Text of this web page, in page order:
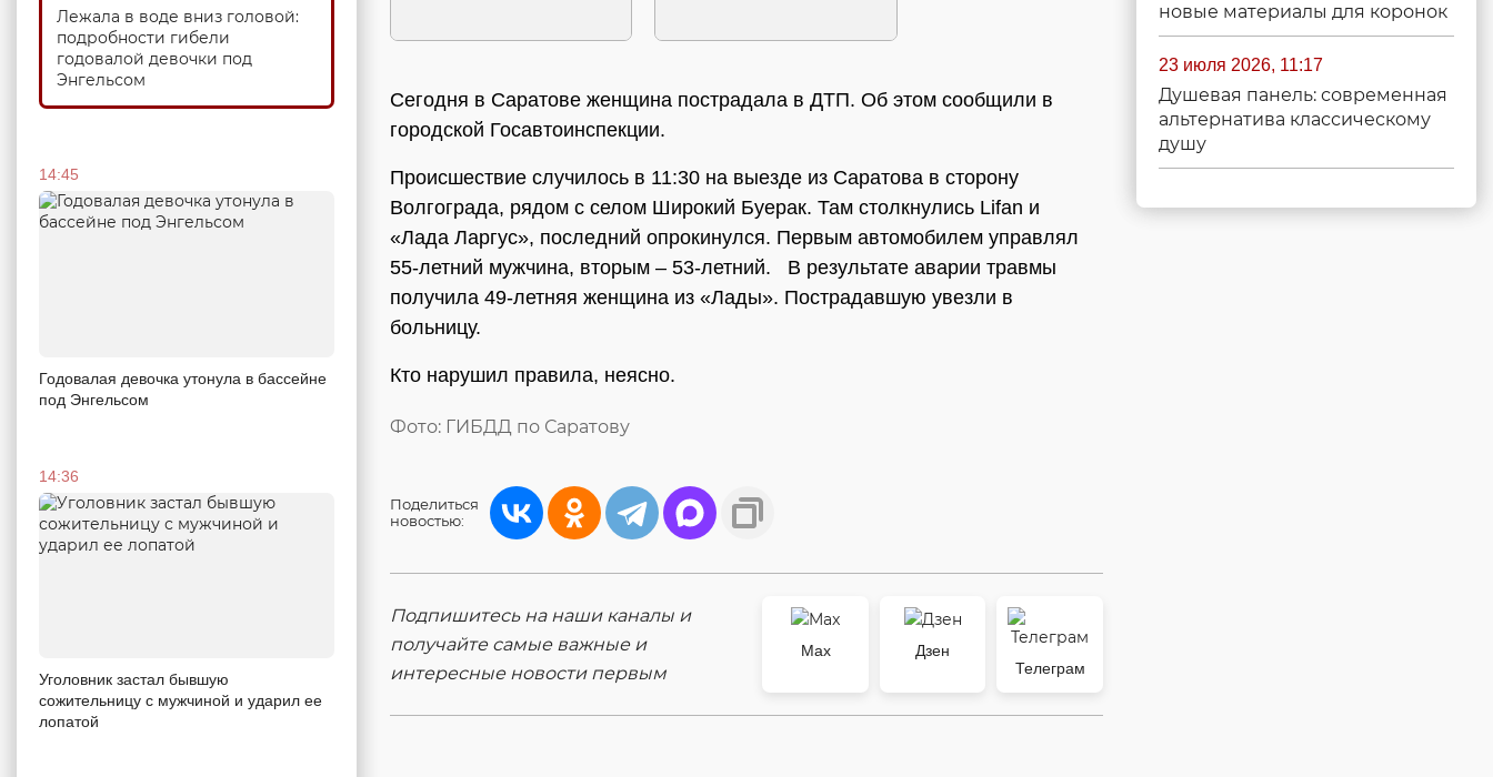
Лежала в воде вниз головой:
подробности гибели
годовалой девочки под
Энгельсом
14:45
Годовалая девочка утонула в бассейне
под Энгельсом
14:36
Уголовник застал бывшую
сожительницу с мужчиной и ударил ее
лопатой
Сегодня в Саратове женщина пострадала в ДТП. Об этом сообщили в
городской Госавтоинспекции.
Происшествие случилось в 11:30 на выезде из Саратова в сторону
Волгограда, рядом с селом Широкий Буерак. Там столкнулись Lifan и
«Лада Ларгус», последний опрокинулся. Первым автомобилем управлял
55-летний мужчина, вторым – 53-летний. В результате аварии травмы
получила 49-летняя женщина из «Лады». Пострадавшую увезли в
больницу.
Кто нарушил правила, неясно.
Фото: ГИБДД по Саратову
Поделиться
новостью:
Подпишитесь на наши каналы и
получайте самые важные и
интересные новости первым
Max
Дзен
Телеграм
новые материалы для коронок
23 июля 2026, 11:17
Душевая панель: современная
альтернатива классическому
душу